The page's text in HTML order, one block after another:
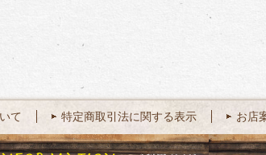
て 特定商取引法に関する表示 お店